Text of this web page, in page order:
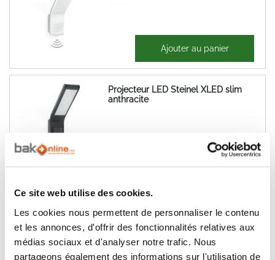
Ce site web utilise des cookies.
Les cookies nous permettent de personnaliser le contenu
et les annonces, d'offrir des fonctionnalités relatives aux
médias sociaux et d'analyser notre trafic. Nous
partageons également des informations sur l'utilisation de
160,99 € Ajouter au panier
Projecteur LED Steinel XLED slim
anthracite
193,19 €
160,99 € Ajouter au panier
Projecteur LED 100W VTAC 5687
86,57 € Ajouter au panier